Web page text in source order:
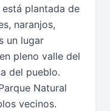
plantada de
naranjos,
un lugar
pleno valle del
del pueblo.
Natural
vecinos.